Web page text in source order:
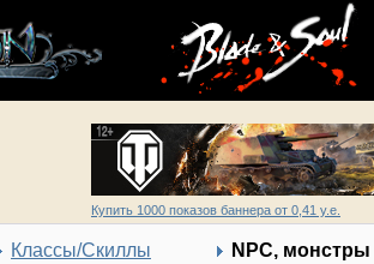
Купить 1000 показов баннера от 0,41 у.е.
Классы/Скиллы
NPC, монстры